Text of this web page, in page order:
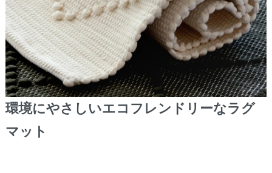
環境にやさしいエコフレンドリーなラグ
マット